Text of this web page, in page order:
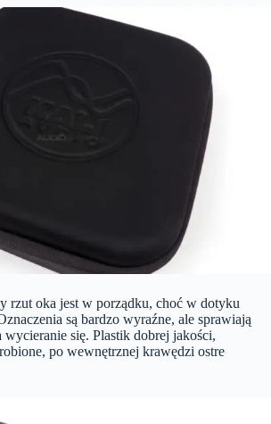
rzut oka jest w porządku, choć w dotyku
są bardzo wyraźne, ale sprawiają
wycieranie się. Plastik dobrej jakości,
po wewnętrznej krawędzi ostre